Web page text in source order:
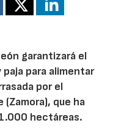
garantizará el
para alimentar
por el
(Zamora), que ha
hectáreas.